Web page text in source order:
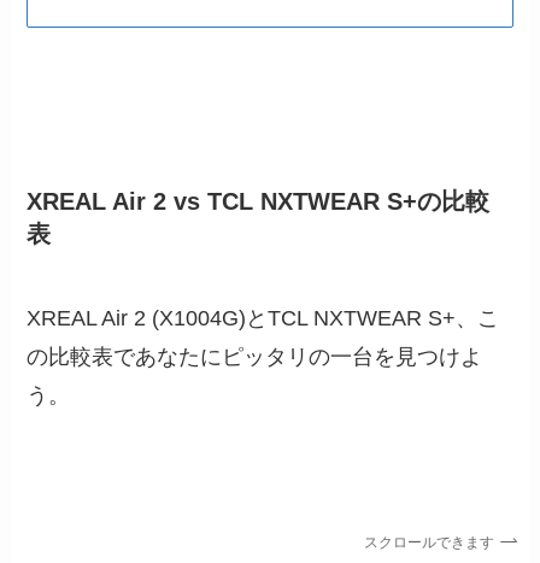
XREAL Air 2 vs TCL NXTWEAR S+の比較
表
XREAL Air 2 (X1004G)とTCL NXTWEAR S+、こ
の比較表であなたにピッタリの一台を見つけよ
う。
スクロールできます